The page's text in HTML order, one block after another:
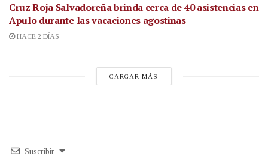
Cruz Roja Salvadoreña brinda cerca de 40 asistencias en
Apulo durante las vacaciones agostinas
HACE 2 DÍAS
CARGAR MÁS
Suscribir